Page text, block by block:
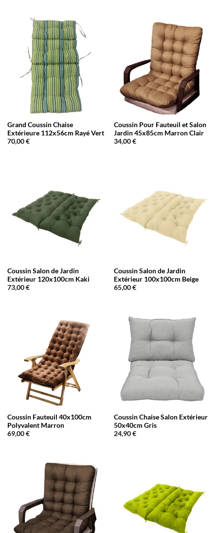
Grand Coussin Chaise
Extérieure 112x56cm Rayé Vert
70,00€
Coussin Pour Fauteuil et Salon
Jardin 45x85cm Marron Clair
34,00€
Coussin Salon de Jardin
Extérieur 120x100cm Kaki
73,00€
Coussin Salon de Jardin
Extérieur 100x100cm Beige
65,00€
Coussin Fauteuil 40x100cm
Polyvalent Marron
69,00€
Coussin Chaise Salon Extérieur
50x40cm Gris
24,90€